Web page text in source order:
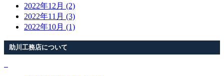
2022年12月 (2)
2022年11月 (3)
2022年10月 (1)
助川工務店について